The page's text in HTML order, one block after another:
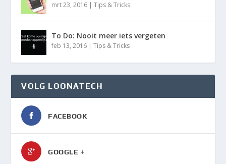
mrt 23, 2016 |Tips & Tricks
To Do: Nooit meer iets vergeten
feb 13, 2016 |Tips & Tricks
VOLG LOONATECH
FACEBOOK
GOOGLE +